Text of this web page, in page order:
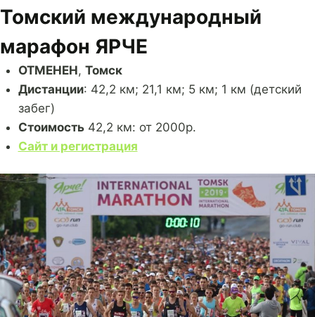
Томский международный
марафон ЯРЧЕ
ОТМЕНЕН, Томск
Дистанции: 42,2 км; 21,1 км; 5 км; 1 км (детский
забег)
Стоимость42,2 км: от 2000р.
Сайт и регистрация